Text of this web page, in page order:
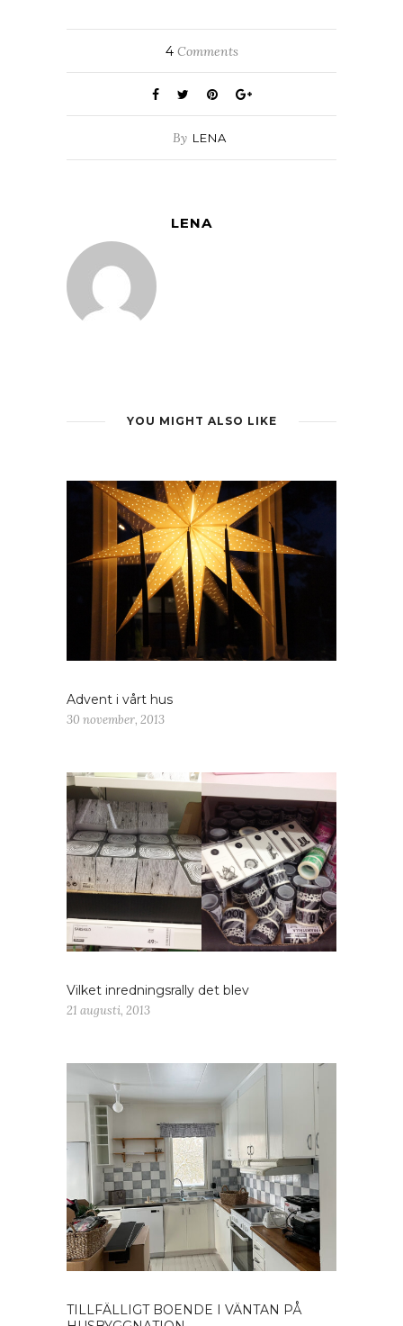
4Comments
By LENA
LENA
YOU MIGHT ALSO LIKE
Advent i vårt hus
30 november, 2013
Vilket inredningsrally det blev
21 augusti, 2013
TILLFÄLLIGT BOENDE I VÄNTAN PÅ